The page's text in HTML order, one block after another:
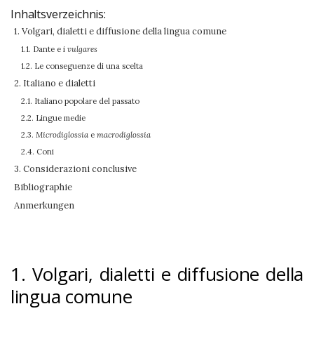
Inhaltsverzeichnis:
1. Volgari, dialetti e diffusione della lingua comune
1.1. Dante e i vulgares
1.2. Le conseguenze di una scelta
2. Italiano e dialetti
2.1. Italiano popolare del passato
2.2. Lingue medie
2.3. Microdiglossia e macrodiglossia
2.4. Coni
3. Considerazioni conclusive
Bibliographie
Anmerkungen
1. Volgari, dialetti e diffusione della
lingua comune